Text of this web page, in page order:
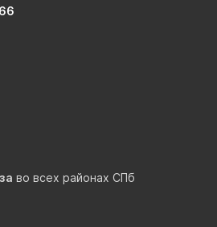
во всех районах СПб